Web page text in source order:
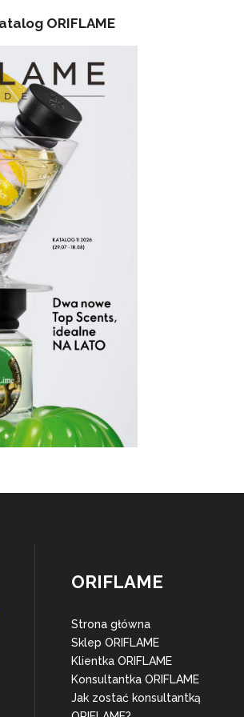
ORIFLAME
ORIFLAME
Strona główna
Sklep ORIFLAME
Klientka ORIFLAME
Konsultantka ORIFLAME
Jak zostać konsultantką